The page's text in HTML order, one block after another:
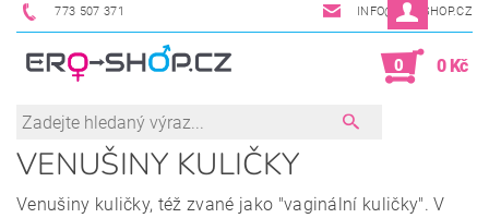
773 507 371 INFO@ERO-SHOP.CZ
0 0 Kč
VENUŠINY KULIČKY
Venušiny kuličky, též zvané jako "vaginální kuličky". V